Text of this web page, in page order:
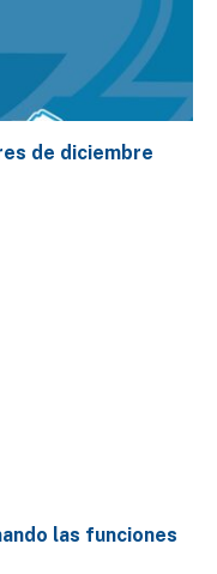
de diciembre
las funciones